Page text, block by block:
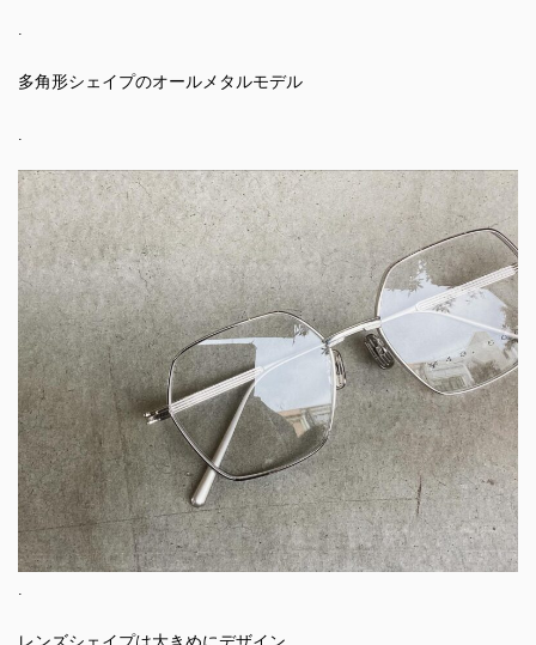
.
多角形シェイプのオールメタルモデル
.